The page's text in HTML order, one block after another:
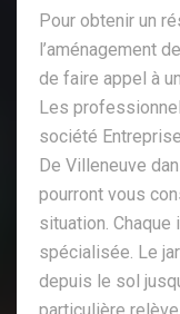
Pour obtenir un
l’aménagement
de faire appel à
Les
société
De Villeneuve
pourront vous
situation.
spécialisée. Le
depuis le sol
particulière